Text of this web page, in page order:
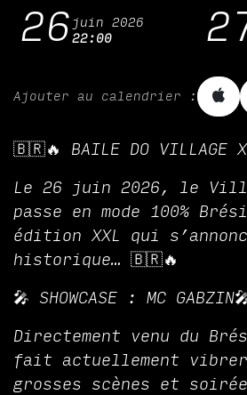
26 juin 2026
22:00
Ajouter au calendrier :
🇧🇷🔥 BAILE DO VILLAGE
Le 26 juin 2026, le
passe en mode 100%
édition XXL qui
historique… 🇧🇷🔥
🎤 SHOWCASE : MC
Directement venu du
fait actuellement
grosses scènes et